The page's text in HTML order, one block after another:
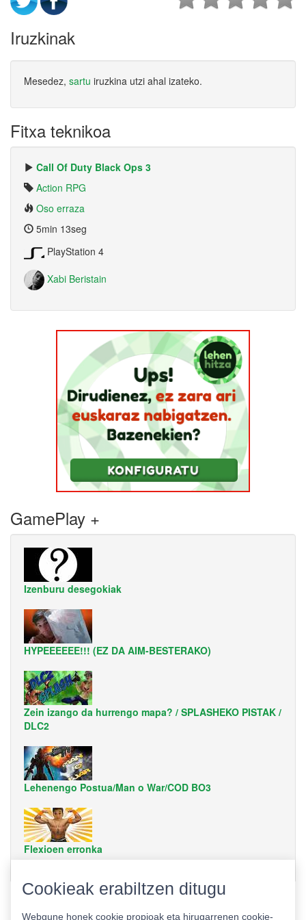
Iruzkinak
Mesedez, sartu iruzkina utzi ahal izateko.
Fitxa teknikoa
Call Of Duty Black Ops 3
Action RPG
Oso erraza
5min 13seg
PlayStation 4
Xabi Beristain
GamePlay +
Izenburu desegokiak
HYPEEEEEE!!! (EZ DA AIM-BESTERAKO)
Zein izango da hurrengo mapa? / SPLASHEKO PISTAK /
DLC2
Lehenengo Postua/Man o War/COD BO3
Flexioen erronka
Cookieak erabiltzen ditugu
Webgune honek cookie propioak eta hirugarrenen cookie-